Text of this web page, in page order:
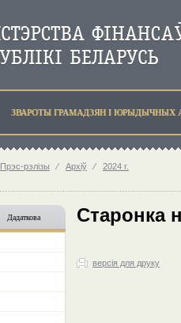
ЗВАРОТЫ ГРАМАДЗЯН I ЮРЫДЫЧНЫХ
Прэс-рэлізы ⁄ Архіў ⁄ 2024 г.
Дадаткова Старонка
версія для друку